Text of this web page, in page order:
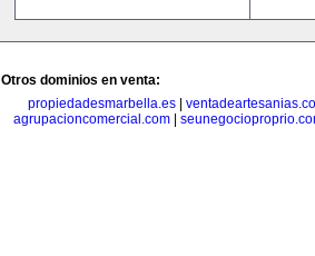
Otros dominios en venta:
propiedadesmarbella.es|
agrupacioncomercial.com